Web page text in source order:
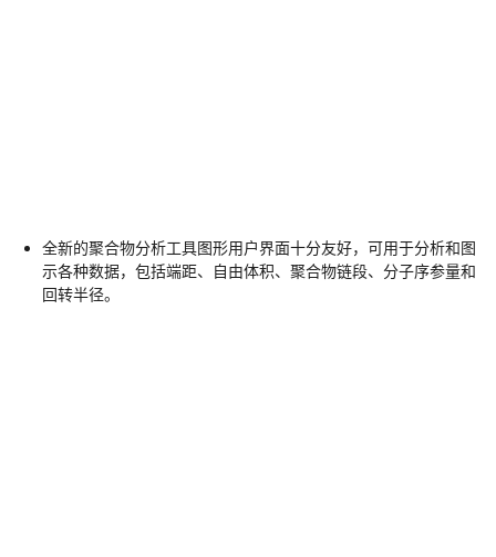
全新的聚合物分析工具图形用户界面十分友好，可用于分析和图
示各种数据，包括端距、自由体积、聚合物链段、分子序参量和
回转半径。